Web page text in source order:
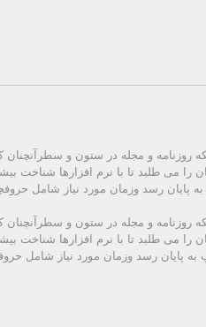
و مجله در ستون و سطرآنچنان
می طلبد تا با نرم افزارها شناخت
رسد وزمان مورد نیاز شامل
و مجله در ستون و سطرآنچنان
می طلبد تا با نرم افزارها شناخت
پایان رسد وزمان مورد نیاز شامل